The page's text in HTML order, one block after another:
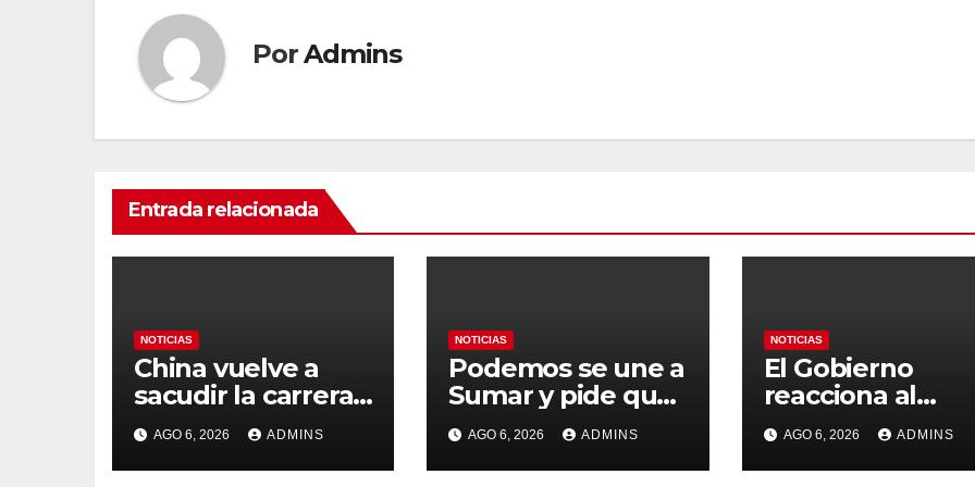
PorAdmins
Entrada relacionada
NOTICIAS
China vuelve a
sacudir la carrera
de la IA con un
modelo capaz de
trabajar durante
AGO 6, 2026 ADMINS
NOTICIAS
Podemos se une a
Sumar y pide que
España no
organice el
Mundial 2030 con
AGO 6, 2026 ADMINS
NOTICIAS
El Gobierno
reacciona al
presunto pacto
la FIFA con
Marruecos para
AGO 6, 2026 ADMINS